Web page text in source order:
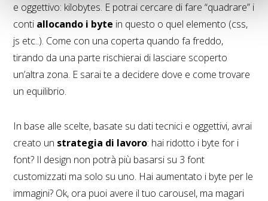
e oggettivo: kilobytes. E potrai cercare di fare “quadrare” i
conti allocando i byte in questo o quel elemento (css,
js etc..). Come con una coperta quando fa freddo,
tirando da una parte rischierai di lasciare scoperto
un’altra zona. E sarai te a decidere dove e come trovare
un equilibrio.
In base alle scelte, basate su dati tecnici e oggettivi, avrai
creato un strategia di lavoro: hai ridotto i byte for i
font? Il design non potrà più basarsi su 3 font
customizzati ma solo su uno. Hai aumentato i byte per le
immagini? Ok, ora puoi avere il tuo carousel, ma magari